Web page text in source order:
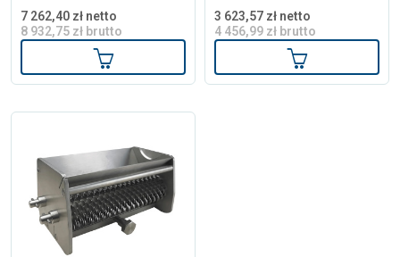
7 262,40 zł netto
8 932,75 zł brutto
Dodaj do koszyka
3 623,57 zł netto
4 456,99 zł brutto
Dodaj do